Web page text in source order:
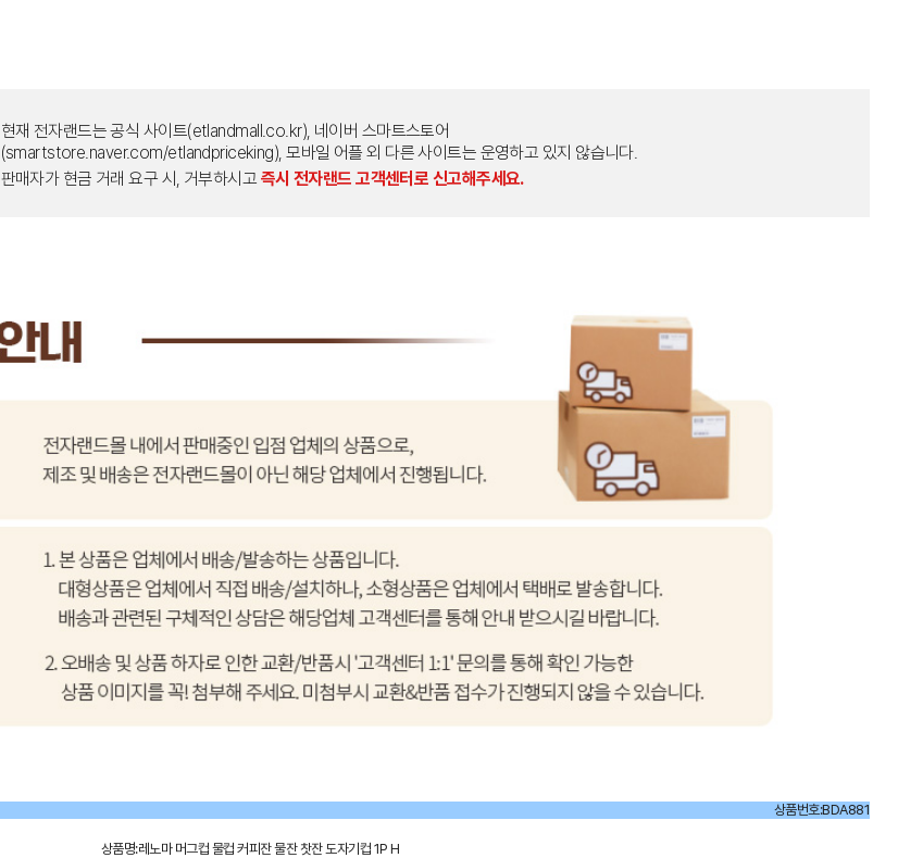
현재 전자랜드는 공식 사이트(etlandmall.co.kr), 네이버 스마트스토어
(smartstore.naver.com/etlandpriceking), 모바일 어플 외 다른 사이트는 운영하고 있지 않습니다.
판매자가 현금 거래 요구 시, 거부하시고 즉시 전자랜드 고객센터로 신고해주세요.
상품번호:BDA881
상품명:레노마 머그컵 물컵 커피잔 물잔 찻잔 도자기컵 1P H